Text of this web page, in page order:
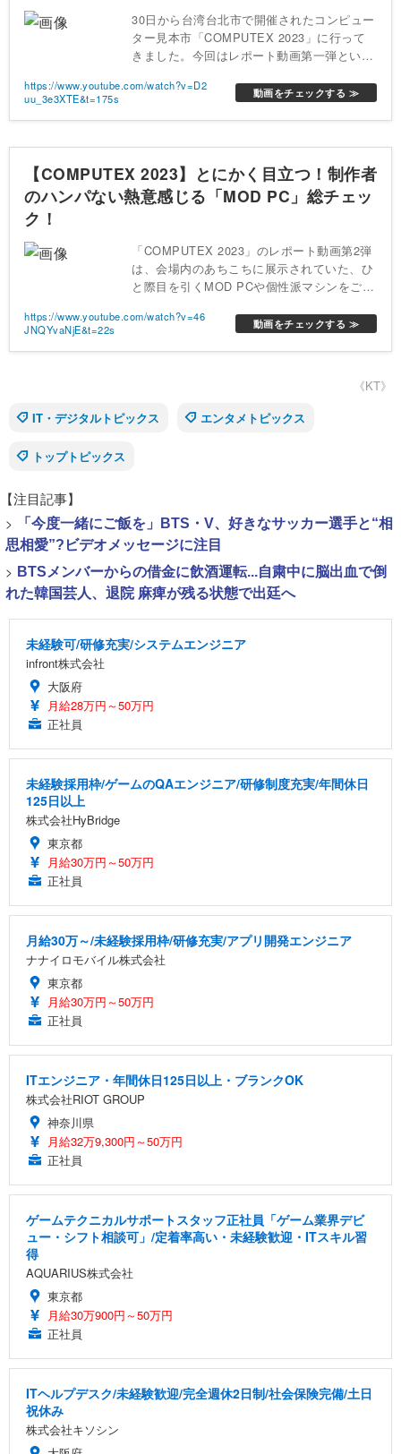
30日から台湾台北市で開催されたコンピュー
ター見本市「COMPUTEX 2023」に行って
きました。今回はレポート動画第一弾という
https://www.youtube.com/watch?v=D2
uu_3e3XTE&t=175s
動画をチェックする ≫
【COMPUTEX 2023】とにかく目立つ！制作者
のハンパない熱意感じる「MOD PC」総チェッ
ク！
「COMPUTEX 2023」のレポート動画第2弾
は、会場内のあちこちに展示されていた、ひ
と際目を引くMOD PCや個性派マシンをご紹
https://www.youtube.com/watch?v=46
JNQYvaNjE&t=22s
動画をチェックする ≫
《KT》
IT・デジタルトピックス
エンタメトピックス
トップトピックス
【注目記事】
>
「今度一緒にご飯を」BTS・V、好きなサッカー選手と“相
思相愛”?ビデオメッセージに注目
> BTSメンバーからの借金に飲酒運転...自粛中に脳出血で倒
れた韓国芸人、退院 麻痺が残る状態で出廷へ
未経験可/研修充実/システムエンジニア
infront株式会社
大阪府
月給28万円～50万円
正社員
未経験採用枠/ゲームのQAエンジニア/研修制度充実/年間休日
125日以上
株式会社HyBridge
東京都
月給30万円～50万円
正社員
月給30万～/未経験採用枠/研修充実/アプリ開発エンジニア
ナナイロモバイル株式会社
東京都
月給30万円～50万円
正社員
ITエンジニア・年間休日125日以上・ブランクOK
株式会社RIOT GROUP
神奈川県
月給32万9,300円～50万円
正社員
ゲームテクニカルサポートスタッフ正社員「ゲーム業界デビ
ュー・シフト相談可」/定着率高い・未経験歓迎・ITスキル習
得
AQUARIUS株式会社
東京都
月給30万900円～50万円
正社員
ITヘルプデスク/未経験歓迎/完全週休2日制/社会保険完備/土日
祝休み
株式会社キソシン